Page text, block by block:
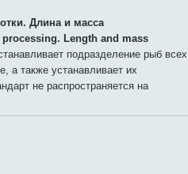
Длина и масса
Length and mass
подразделение рыб всех
а также устанавливает их
не распространяется на